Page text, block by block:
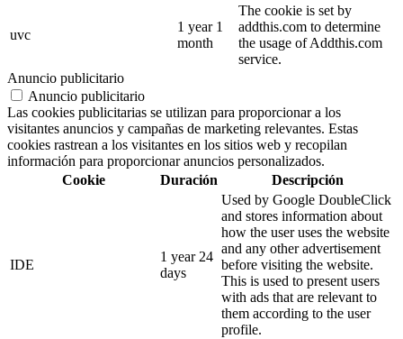
uvc
1 year 1
month
The cookie is set by
addthis.com to determine
the usage of Addthis.com
service.
Anuncio publicitario
Anuncio publicitario
Las cookies publicitarias se utilizan para proporcionar a los
visitantes anuncios y campañas de marketing relevantes. Estas
cookies rastrean a los visitantes en los sitios web y recopilan
información para proporcionar anuncios personalizados.
Cookie
Duración Descripción
IDE
1 year 24
days
Used by Google DoubleClick
and stores information about
how the user uses the website
and any other advertisement
before visiting the website.
This is used to present users
with ads that are relevant to
them according to the user
profile.